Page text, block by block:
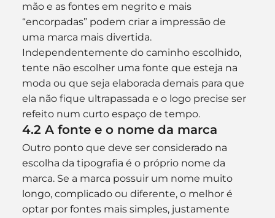
mão e as fontes em negrito e mais
“encorpadas” podem criar a impressão de
uma marca mais divertida.
Independentemente do caminho escolhido,
tente não escolher uma fonte que esteja na
moda ou que seja elaborada demais para que
ela não fique ultrapassada e o logo precise ser
refeito num curto espaço de tempo.
4.2 A fonte e o nome da marca
Outro ponto que deve ser considerado na
escolha da tipografia é o próprio nome da
marca. Se a marca possuir um nome muito
longo, complicado ou diferente, o melhor é
optar por fontes mais simples, justamente